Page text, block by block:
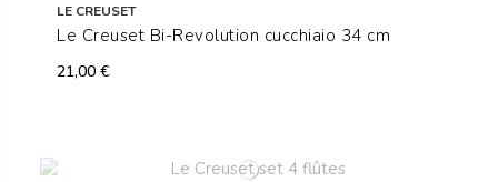
LE CREUSET
Le Creuset Bi-Revolution cucchiaio 34 cm
21,00 €